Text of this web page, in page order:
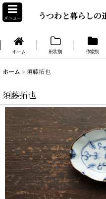
メニュー うつわと暮らし
ホーム 形状別 作家別
ホーム > 須藤拓也
須藤拓也